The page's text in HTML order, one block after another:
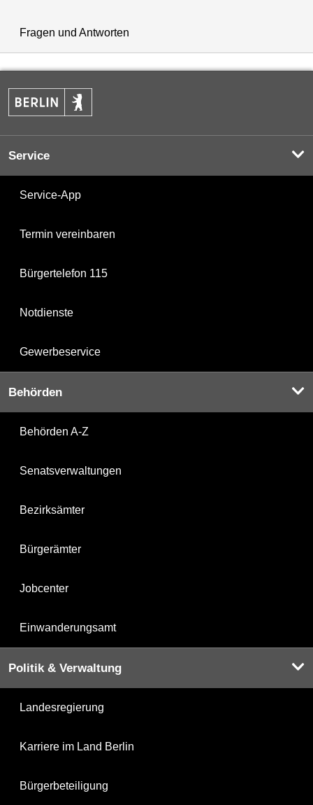
Fragen und Antworten
Service
Service-App
Termin vereinbaren
Bürgertelefon 115
Notdienste
Gewerbeservice
Behörden
Behörden A-Z
Senatsverwaltungen
Bezirksämter
Bürgerämter
Jobcenter
Einwanderungsamt
Politik & Verwaltung
Landesregierung
Karriere im Land Berlin
Bürgerbeteiligung